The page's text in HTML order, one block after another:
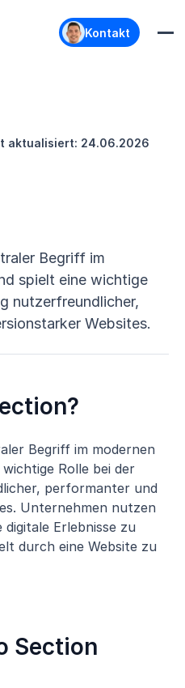
Kontakt
aktualisiert: 24.06.2026
Begriff im
spielt eine wichtige
nutzerfreundlicher,
Websites.
Begriff im modernen
Rolle bei der
performanter und
Unternehmen nutzen
Erlebnisse zu
durch eine Website zu
Section